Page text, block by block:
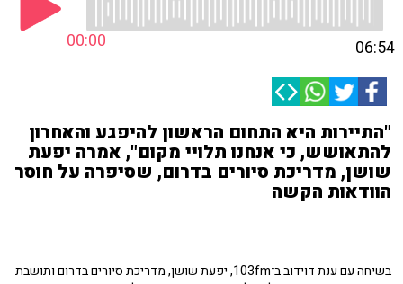
00:00 06:54
"התיירות היא התחום הראשון להיפגע והאחרון
להתאושש, כי אנחנו תלויי מקום", אמרה יפעת
שושן, מדריכת סיורים בדרום, שסיפרה על חוסר
הוודאות הקשה
בשיחה עם ענת דוידוב ב־103fm, יפעת שושן, מדריכת סיורים בדרום ותושבת